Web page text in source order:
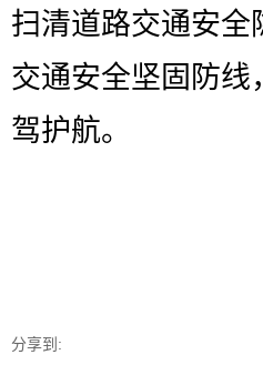
扫清道路交通安全
交通安全坚固防线
驾护航。
分享到: